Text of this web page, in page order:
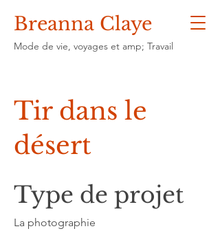
Breanna Claye
Mode de vie, voyages et amp; Travail
Tir dans le
désert
Type de projet
La photographie